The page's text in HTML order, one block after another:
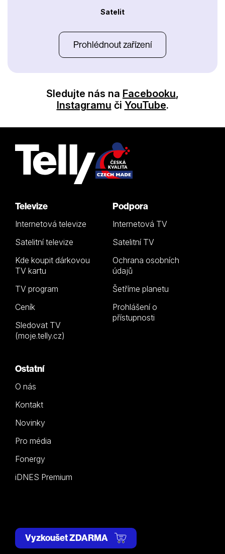
Satelit
Prohlédnout zařízení
Sledujte nás na Facebooku,
Instagramu či YouTube.
Televize
Internetová televize
Satelitní televize
Kde koupit dárkovou
TV kartu
TV program
Ceník
Sledovat TV
(moje.telly.cz)
Podpora
Internetová TV
Satelitní TV
Ochrana osobních
údajů
Šetříme planetu
Prohlášení o
přístupnosti
Ostatní
O nás
Kontakt
Novinky
Pro média
Fonergy
iDNES Premium
Vyzkoušet ZDARMA